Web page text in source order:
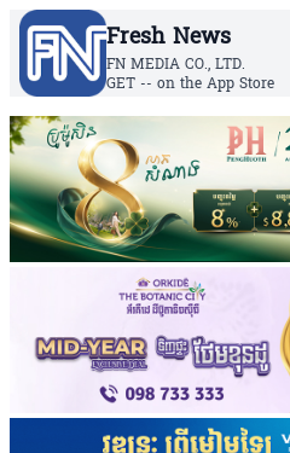
Fresh News
FN MEDIA CO., LTD.
GET -- on the App Store